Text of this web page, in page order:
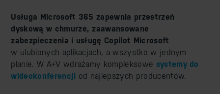
Usługa Microsoft 365 zapewnia przestrzeń
dyskową w chmurze, zaawansowane
zabezpieczenia i usługę Copilot Microsoft
w ulubionych aplikacjach, a wszystko w jednym
planie. W A+V wdrażamy kompleksowe systemy do
wideokonferencji od najlepszych producentów.